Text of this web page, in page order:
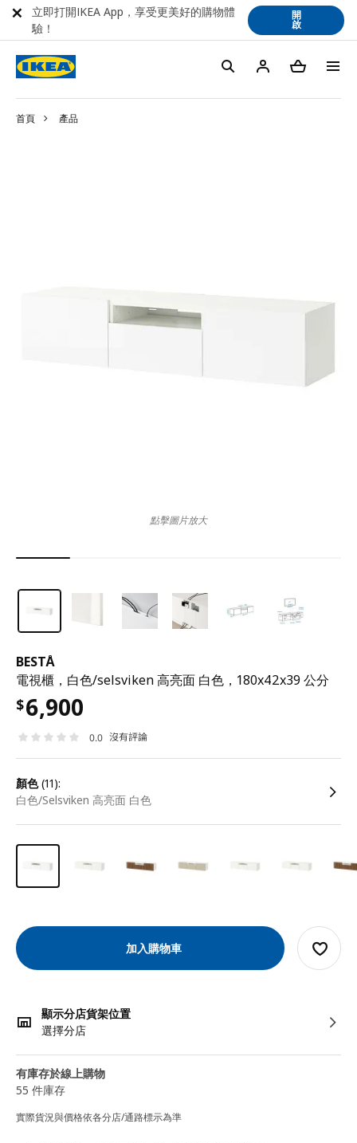
首頁 產品
BESTÅ
電視櫃，白色/selsviken 高亮面 白色，180x42x39 公分
$6,900
0.0 沒有評論
顏色(11):
白色/Selsviken 高亮面 白色
加入購物車
顯示分店貨架位置
選擇分店
有庫存於線上購物
55 件庫存
實際貨況與價格依各分店/通路標示為準
點擊圖片放大
立即打開IKEA App，享受更美好的購物體
驗！
開
啟